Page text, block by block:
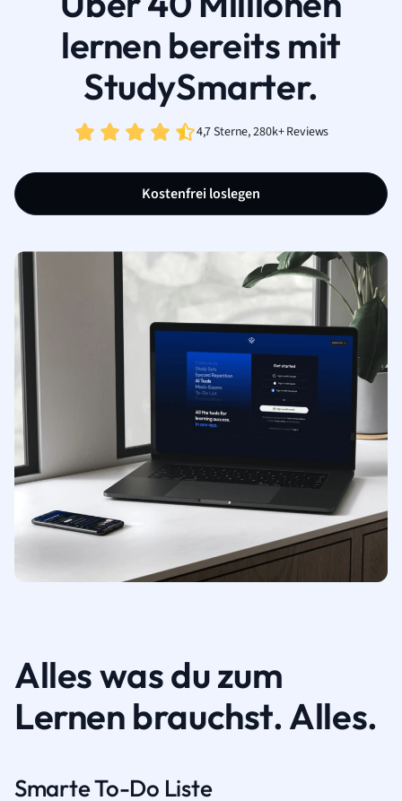
lernen bereits mit
StudySmarter.
4,7 Sterne, 280k+ Reviews
Kostenfrei loslegen
Alles was du zum
Lernen brauchst. Alles.
Smarte To-Do Liste